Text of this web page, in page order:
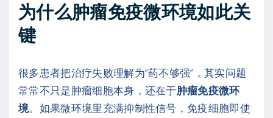
为什么肿瘤免疫微环境如此关
键
很多患者把治疗失败理解为“药不够强”，其实问题
常常不只是肿瘤细胞本身，还在于肿瘤免疫微环
境 。如果微环境里充满抑制性信号，免疫细胞即使